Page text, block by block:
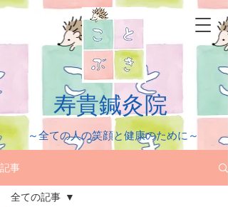
​寿貴鍼灸院
​～全ての人の笑顔と健康のために～
記事
全ての記事